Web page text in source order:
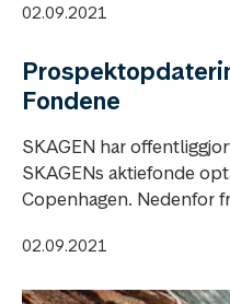
02.09.2021
Fondene
SKAGEN har
SKAGENs aktiefonde
Copenhagen. Nedenfor
02.09.2021